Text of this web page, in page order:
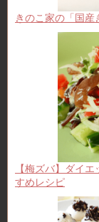
きのこ家の「国
【梅ズバ】ダイ
すめレシピ